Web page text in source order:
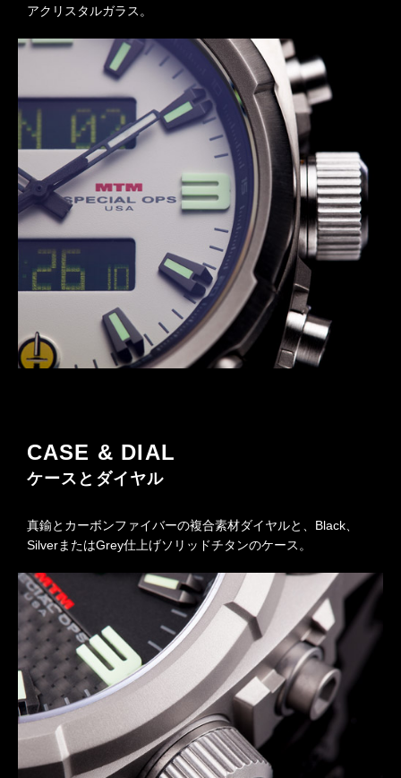
アクリスタルガラス。
CASE & DIAL
ケースとダイヤル
真鍮とカーボンファイバーの複合素材ダイヤルと、Black、
SilverまたはGrey仕上げソリッドチタンのケース。